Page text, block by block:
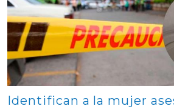
Identifican a la mujer